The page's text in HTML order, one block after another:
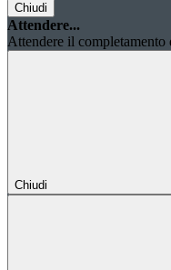
Chiudi
Attendere...
Attendere il completamento
Chiudi